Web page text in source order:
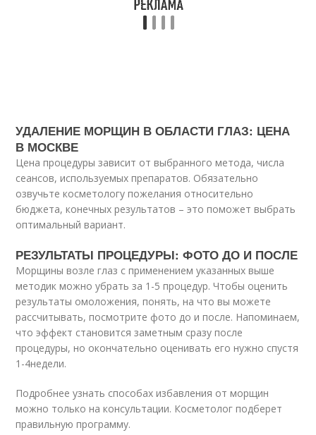
УДАЛЕНИЕ МОРЩИН В ОБЛАСТИ ГЛАЗ: ЦЕНА
В МОСКВЕ
Цена процедуры зависит от выбранного метода, числа
сеансов, используемых препаратов. Обязательно
озвучьте косметологу пожелания относительно
бюджета, конечных результатов – это поможет выбрать
оптимальный вариант.
РЕЗУЛЬТАТЫ ПРОЦЕДУРЫ: ФОТО ДО И ПОСЛЕ
Морщины возле глаз с применением указанных выше
методик можно убрать за 1-5 процедур. Чтобы оценить
результаты омоложения, понять, на что вы можете
рассчитывать, посмотрите фото до и после. Напоминаем,
что эффект становится заметным сразу после
процедуры, но окончательно оценивать его нужно спустя
1-4недели.
Подробнее узнать способах избавления от морщин
можно только на консультации. Косметолог подберет
правильную программу.